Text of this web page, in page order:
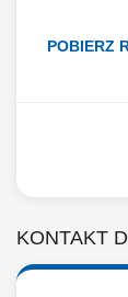
POBIERZ
KONTAKT